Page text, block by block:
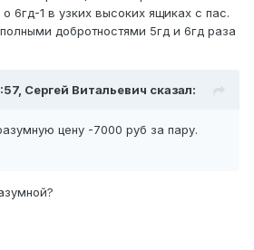
6гд-1 в узких высоких ящиках с пас.
добротностями 5гд и 6гд раза
Сергей Витальевич сказал:
цену -7000 руб за пару.